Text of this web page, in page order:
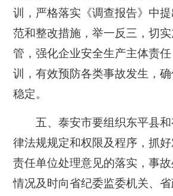
训，严格落实《调查报告》中
范和整改措施，举一反三，切
管，强化企业安全生产主体责
训，有效预防各类事故发生，
稳定。
五、泰安市要组织东平县和
律法规规定和权限及程序，抓
责任单位处理意见的落实，事
情况及时向省纪委监委机关、